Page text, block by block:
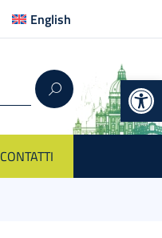
English
CONTATTI